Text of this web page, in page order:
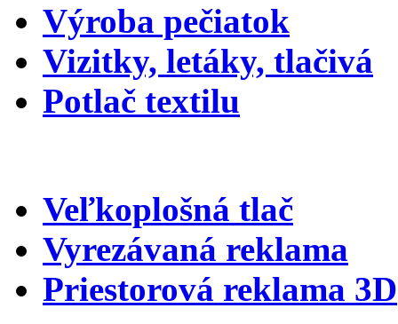
Výroba pečiatok
Vizitky, letáky, tlačivá
Potlač textilu
Veľkoplošná tlač
Vyrezávaná reklama
Priestorová reklama 3D